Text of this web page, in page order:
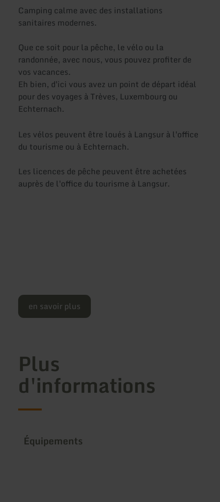
Camping calme avec des installations
sanitaires modernes.
Que ce soit pour la pêche, le vélo ou la
randonnée, avec nous, vous pouvez profiter de
vos vacances.
Eh bien, d'ici vous avez un point de départ idéal
pour des voyages à Trèves, Luxembourg ou
Echternach.
Les vélos peuvent être loués à Langsur à l'office
du tourisme ou à Echternach.
Les licences de pêche peuvent être achetées
auprès de l'office du tourisme à Langsur.
en savoir plus
Plus
d'informations
Équipements